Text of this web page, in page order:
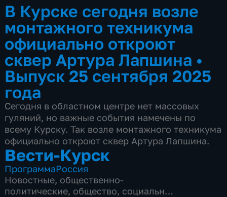
В Курске сегодня возле
монтажного техникума
официально откроют
сквер Артура Лапшина •
Выпуск 25 сентября 2025
года
Сегодня в областном центре нет массовых
гуляний, но важные события намечены по
всему Курску. Так возле монтажного техникума
официально откроют сквер Артура Лапшина.
Вести-Курск
ПрограммаРоссия
Новостные, общественно-
политические, общество, социально-